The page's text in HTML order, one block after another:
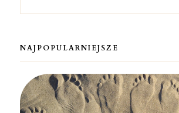
NAJPOPULARNIEJSZE